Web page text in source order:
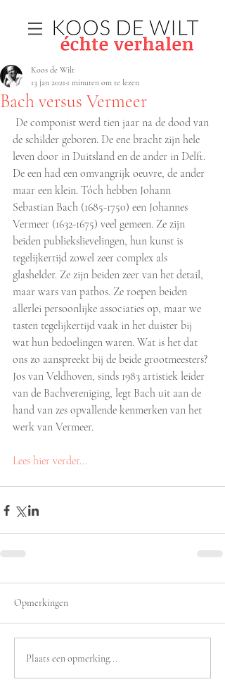
Bach versus Vermeer
Koos de Wilt
13 jan 2021 1 minuten om te lezen
de schilder geboren. De ene bracht zijn hele
leven door in Duitsland en de ander in Delft.
De een had een omvangrijk oeuvre, de ander
maar een klein. Tóch hebben Johann
Sebastian Bach (1685-1750) een Johannes
Vermeer (1632-1675) veel gemeen. Ze zijn
beiden publiekslievelingen, hun kunst is
tegelijkertijd zowel zeer complex als
glashelder. Ze zijn beiden zeer van het detail,
maar wars van pathos. Ze roepen beiden
allerlei persoonlijke associaties op, maar we
tasten tegelijkertijd vaak in het duister bij
wat hun bedoelingen waren. Wat is het dat
ons zo aanspreekt bij de beide grootmeesters?
Jos van Veldhoven, sinds 1983 artistiek leider
van de Bachvereniging, legt Bach uit aan de
hand van zes opvallende kenmerken van het
werk van Vermeer.
Lees hier verder...
Opmerkingen
Plaats een opmerking...